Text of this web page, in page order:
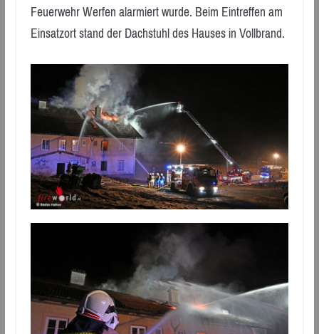
Feuerwehr Werfen alarmiert wurde. Beim Eintreffen am
Einsatzort stand der Dachstuhl des Hauses in Vollbrand.